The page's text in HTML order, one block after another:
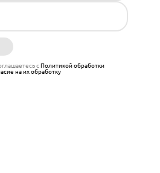
сПолитикой обработки
на их обработку